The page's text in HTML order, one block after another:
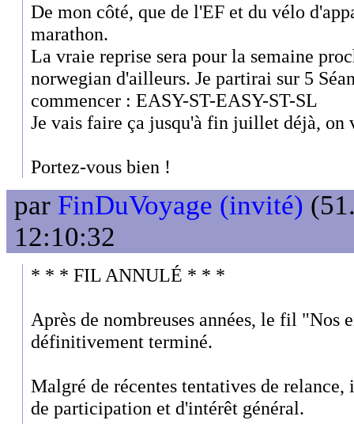
De mon côté, que de l'EF et du vélo
marathon.
La vraie reprise sera pour la semaine
norwegian d'ailleurs. Je partirai sur 5
commencer : EASY-ST-EASY-ST-SL
Je vais faire ça jusqu'à fin juillet déjà, on
Portez-vous bien !
par FinDuVoyage (invité)
12:10:32
* * * FIL ANNULÉ * * *
Après de nombreuses années, le fil "Nos
définitivement terminé.
Malgré de récentes tentatives de
de participation et d'intérêt général.